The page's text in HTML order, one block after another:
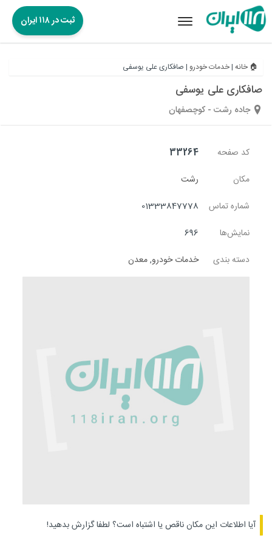
Toggle
ثبت در ۱۱۸ ایران
🏠 خانه |خدمات خودرو | صافکاری علی یوسفی
صافکاری علی یوسفی
جاده رشت - کوچصفهان
کد صفحه
33264
مکان
رشت
شماره تماس
01333847778
نمایش‌ها
696
دسته بندی
خدمات خودرو,معدن
آیا اطلاعات این مکان ناقص یا اشتباه است؟ لطفا گزارش بدهید!